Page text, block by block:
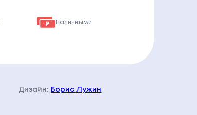
Наличными
Дизайн: Борис Лужин